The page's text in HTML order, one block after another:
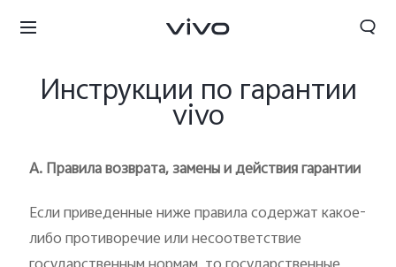
Инструкции по гарантии
vivo
А. Правила возврата, замены и действия гарантии
Если приведенные ниже правила содержат какое-
либо противоречие или несоответствие